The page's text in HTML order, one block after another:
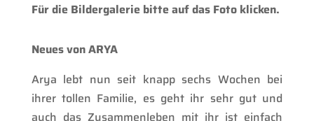
Für die Bildergalerie bitte auf das Foto klicken.
Neues von ARYA
Arya lebt nun seit knapp sechs Wochen bei
ihrer tollen Familie, es geht ihr sehr gut und
auch das Zusammenleben mit ihr ist einfach